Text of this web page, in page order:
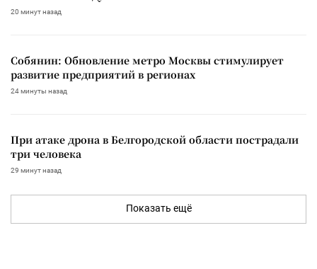
20 минут назад
Собянин: Обновление метро Москвы стимулирует
развитие предприятий в регионах
24 минуты назад
При атаке дрона в Белгородской области пострадали
три человека
29 минут назад
Показать ещё